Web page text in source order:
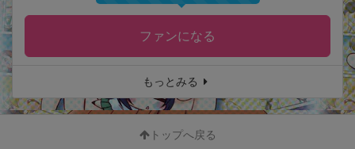
ファンになる
もっとみる
トップへ戻る